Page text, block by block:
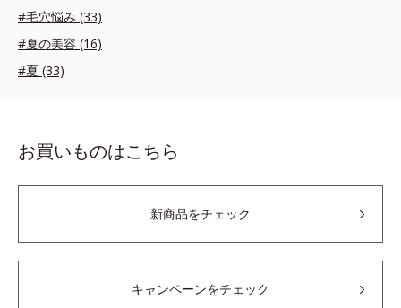
#毛穴悩み (33)
#夏の美容 (16)
#夏 (33)
お買いものはこちら
新商品をチェック
キャンペーンをチェック